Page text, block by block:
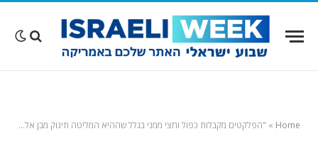
Home
» "הפלקטים מקבלות כפול וחצי ממני בגלל שההיא המליטה תינוק מבן אל וזאת המליטה מאייל גולן"